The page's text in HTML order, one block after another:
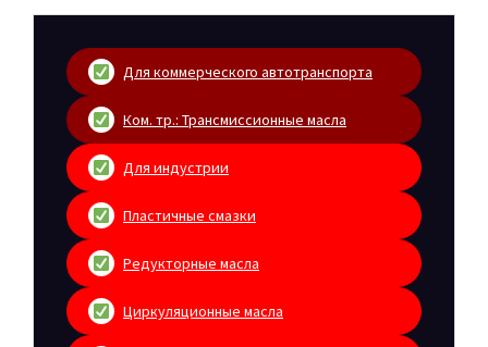
Для коммерческого автотранспорта
Ком. тр.: Трансмиссионные масла
Для индустрии
Пластичные смазки
Редукторные масла
Циркуляционные масла